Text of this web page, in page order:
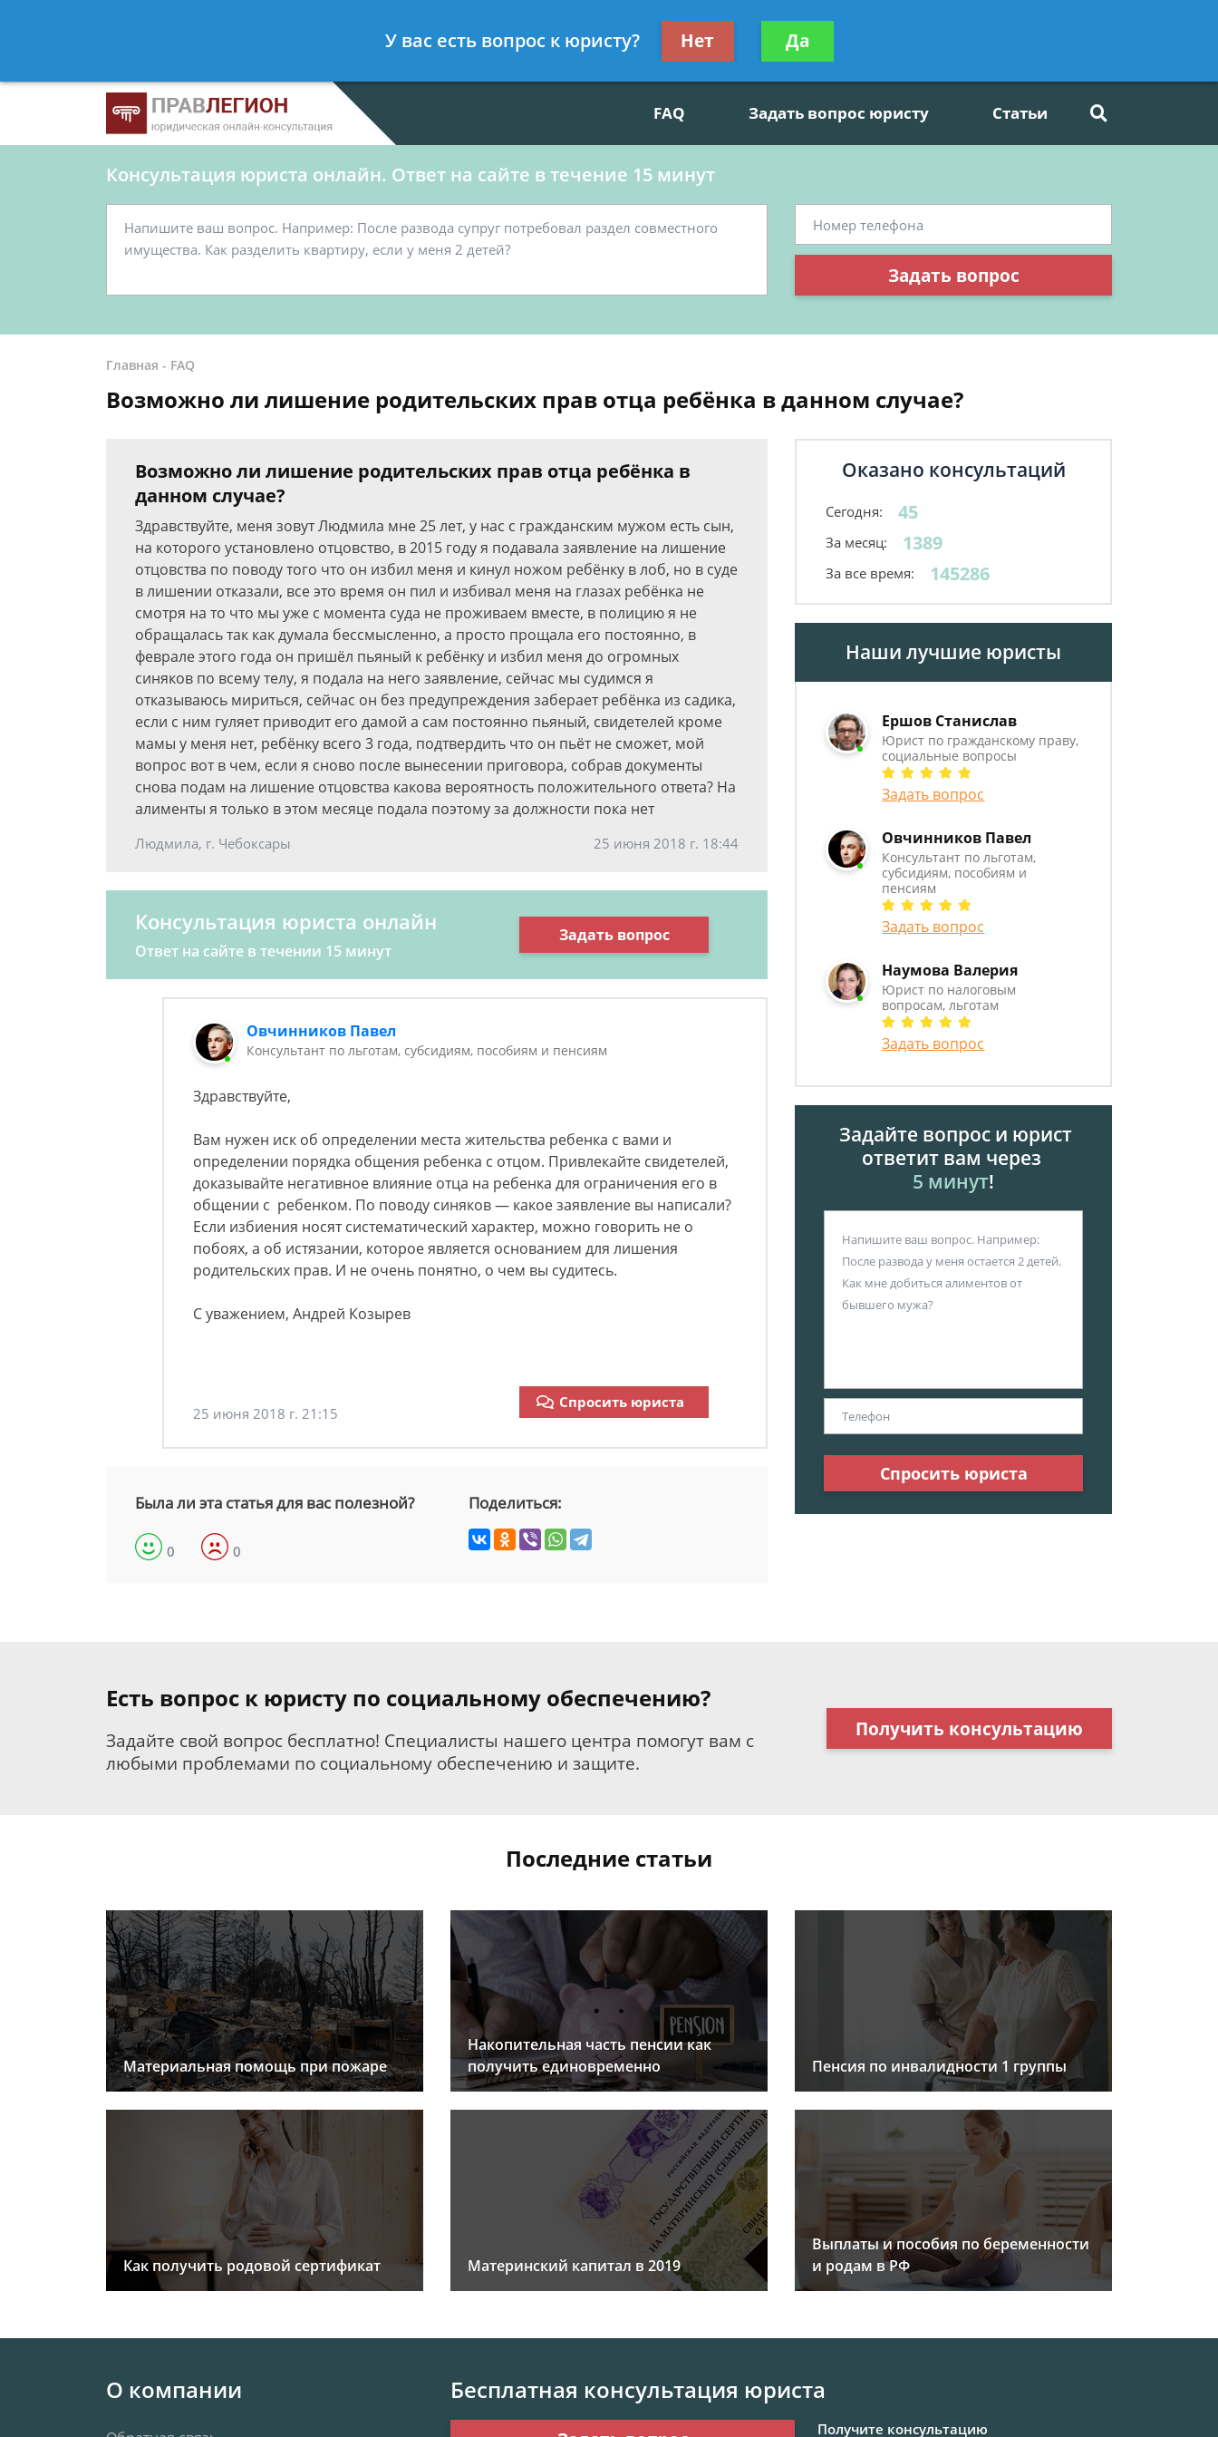
- Юрист по гражданскому праву, социальные вопросы
Получите консультацию
бесплатно
FAQ Задать вопрос юристу Статьи
Консультация юриста онлайн. Ответ на сайте в течение 15 минут
Задать вопрос
Главная - FAQ
Возможно ли лишение родительских прав отца ребёнка в данном случае?
Возможно ли лишение родительских прав отца ребёнка в
данном случае?
Здравствуйте, меня зовут Людмила мне 25 лет, у нас с гражданским мужом есть сын,
на которого установлено отцовство, в 2015 году я подавала заявление на лишение
отцовства по поводу того что он избил меня и кинул ножом ребёнку в лоб, но в суде
в лишении отказали, все это время он пил и избивал меня на глазах ребёнка не
смотря на то что мы уже с момента суда не проживаем вместе, в полицию я не
обращалась так как думала бессмысленно, а просто прощала его постоянно, в
феврале этого года он пришёл пьяный к ребёнку и избил меня до огромных
синяков по всему телу, я подала на него заявление, сейчас мы судимся я
отказываюсь мириться, сейчас он без предупреждения заберает ребёнка из садика,
если с ним гуляет приводит его дамой а сам постоянно пьяный, свидетелей кроме
мамы у меня нет, ребёнку всего 3 года, подтвердить что он пьёт не сможет, мой
вопрос вот в чем, если я сново после вынесении приговора, собрав документы
снова подам на лишение отцовства какова вероятность положительного ответа? На
алименты я только в этом месяце подала поэтому за должности пока нет
Людмила, г. Чебоксары 25 июня 2018 г. 18:44
Консультация юриста онлайн
Ответ на сайте в течении 15 минут
Задать вопрос
Овчинников Павел
Консультант по льготам, субсидиям, пособиям и пенсиям
Здравствуйте,
Вам нужен иск об определении места жительства ребенка с вами и
определении порядка общения ребенка с отцом. Привлекайте свидетелей,
доказывайте негативное влияние отца на ребенка для ограничения его в
общении с ребенком. По поводу синяков — какое заявление вы написали?
Если избиения носят систематический характер, можно говорить не о
побоях, а об истязании, которое является основанием для лишения
родительских прав. И не очень понятно, о чем вы судитесь.
С уважением, Андрей Козырев
25 июня 2018 г. 21:15
Спросить юриста
Была ли эта статья для вас полезной?
0 0
Поделиться:
Оказано консультаций
Сегодня: 45
За месяц: 1389
За все время: 145286
Наши лучшие юристы
Ершов Станислав
Юрист по гражданскому праву,
социальные вопросы
Задать вопрос
Овчинников Павел
Консультант по льготам,
субсидиям, пособиям и
пенсиям
Задать вопрос
Наумова Валерия
Юрист по налоговым
вопросам, льготам
Задать вопрос
Задайте вопрос и юрист
ответит вам через
5 минут!
Спросить юриста
Есть вопрос к юристу по социальному обеспечению?
Задайте свой вопрос бесплатно! Специалисты нашего центра помогут вам с
любыми проблемами по социальному обеспечению и защите.
Получить консультацию
Последние статьи
Материальная помощь при пожаре
Накопительная часть пенсии как
получить единовременно
Пенсия по инвалидности 1 группы
Как получить родовой сертификат Материнский капитал в 2019
Выплаты и пособия по беременности
и родам в РФ
О компании Бесплатная консультация юриста
Получите консультацию
У вас есть вопрос к юристу? Нет Да